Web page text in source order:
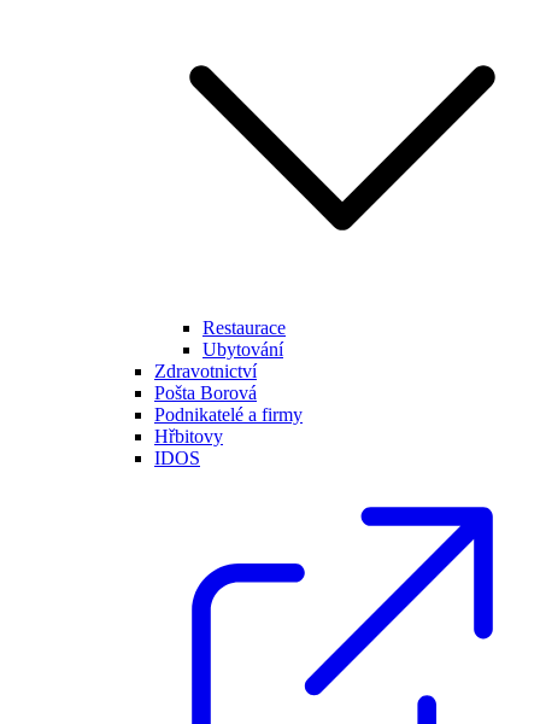
Restaurace
Ubytování
Zdravotnictví
Pošta Borová
Podnikatelé a firmy
Hřbitovy
IDOS